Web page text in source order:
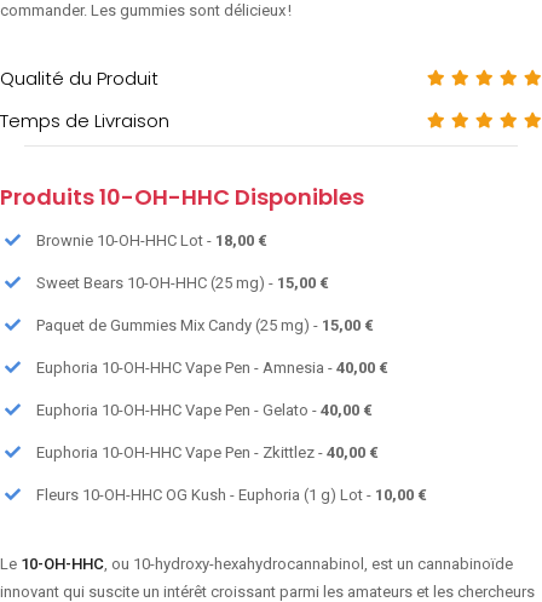
commander. Les gummies sont délicieux !
Qualité du Produit
Temps de Livraison
Produits 10-OH-HHC Disponibles
Brownie 10-OH-HHC Lot - 18,00 €
Sweet Bears 10-OH-HHC (25 mg) - 15,00 €
Paquet de Gummies Mix Candy (25 mg) - 15,00 €
Euphoria 10-OH-HHC Vape Pen - Amnesia - 40,00 €
Euphoria 10-OH-HHC Vape Pen - Gelato - 40,00 €
Euphoria 10-OH-HHC Vape Pen - Zkittlez - 40,00 €
Fleurs 10-OH-HHC OG Kush - Euphoria (1 g) Lot - 10,00 €
Le 10-OH-HHC, ou 10-hydroxy-hexahydrocannabinol, est un cannabinoïde
innovant qui suscite un intérêt croissant parmi les amateurs et les chercheurs